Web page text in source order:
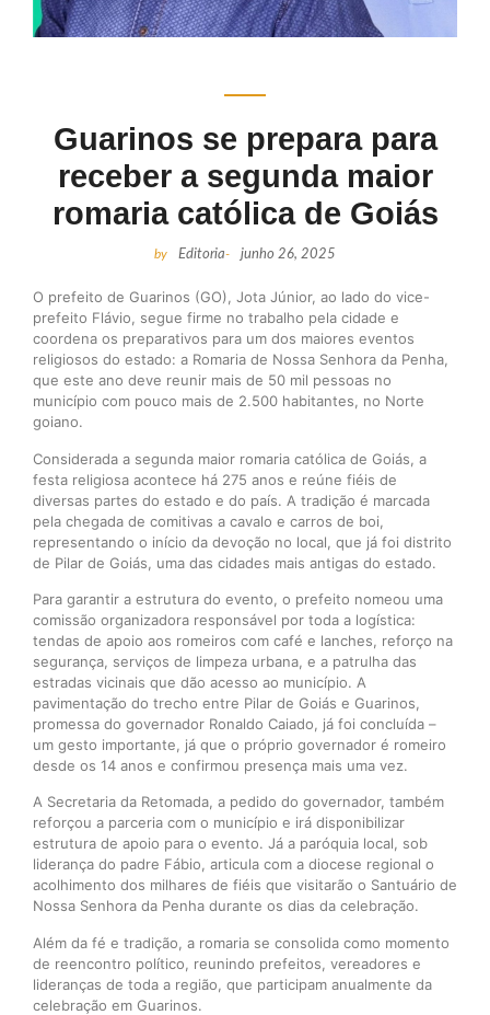
Guarinos se prepara para
receber a segunda maior
romaria católica de Goiás
by Editoria- junho 26, 2025
O prefeito de Guarinos (GO), Jota Júnior, ao lado do vice-
prefeito Flávio, segue firme no trabalho pela cidade e
coordena os preparativos para um dos maiores eventos
religiosos do estado: a Romaria de Nossa Senhora da Penha,
que este ano deve reunir mais de 50 mil pessoas no
município com pouco mais de 2.500 habitantes, no Norte
goiano.
Considerada a segunda maior romaria católica de Goiás, a
festa religiosa acontece há 275 anos e reúne fiéis de
diversas partes do estado e do país. A tradição é marcada
pela chegada de comitivas a cavalo e carros de boi,
representando o início da devoção no local, que já foi distrito
de Pilar de Goiás, uma das cidades mais antigas do estado.
Para garantir a estrutura do evento, o prefeito nomeou uma
comissão organizadora responsável por toda a logística:
tendas de apoio aos romeiros com café e lanches, reforço na
segurança, serviços de limpeza urbana, e a patrulha das
estradas vicinais que dão acesso ao município. A
pavimentação do trecho entre Pilar de Goiás e Guarinos,
promessa do governador Ronaldo Caiado, já foi concluída –
um gesto importante, já que o próprio governador é romeiro
desde os 14 anos e confirmou presença mais uma vez.
A Secretaria da Retomada, a pedido do governador, também
reforçou a parceria com o município e irá disponibilizar
estrutura de apoio para o evento. Já a paróquia local, sob
liderança do padre Fábio, articula com a diocese regional o
acolhimento dos milhares de fiéis que visitarão o Santuário de
Nossa Senhora da Penha durante os dias da celebração.
Além da fé e tradição, a romaria se consolida como momento
de reencontro político, reunindo prefeitos, vereadores e
lideranças de toda a região, que participam anualmente da
celebração em Guarinos.